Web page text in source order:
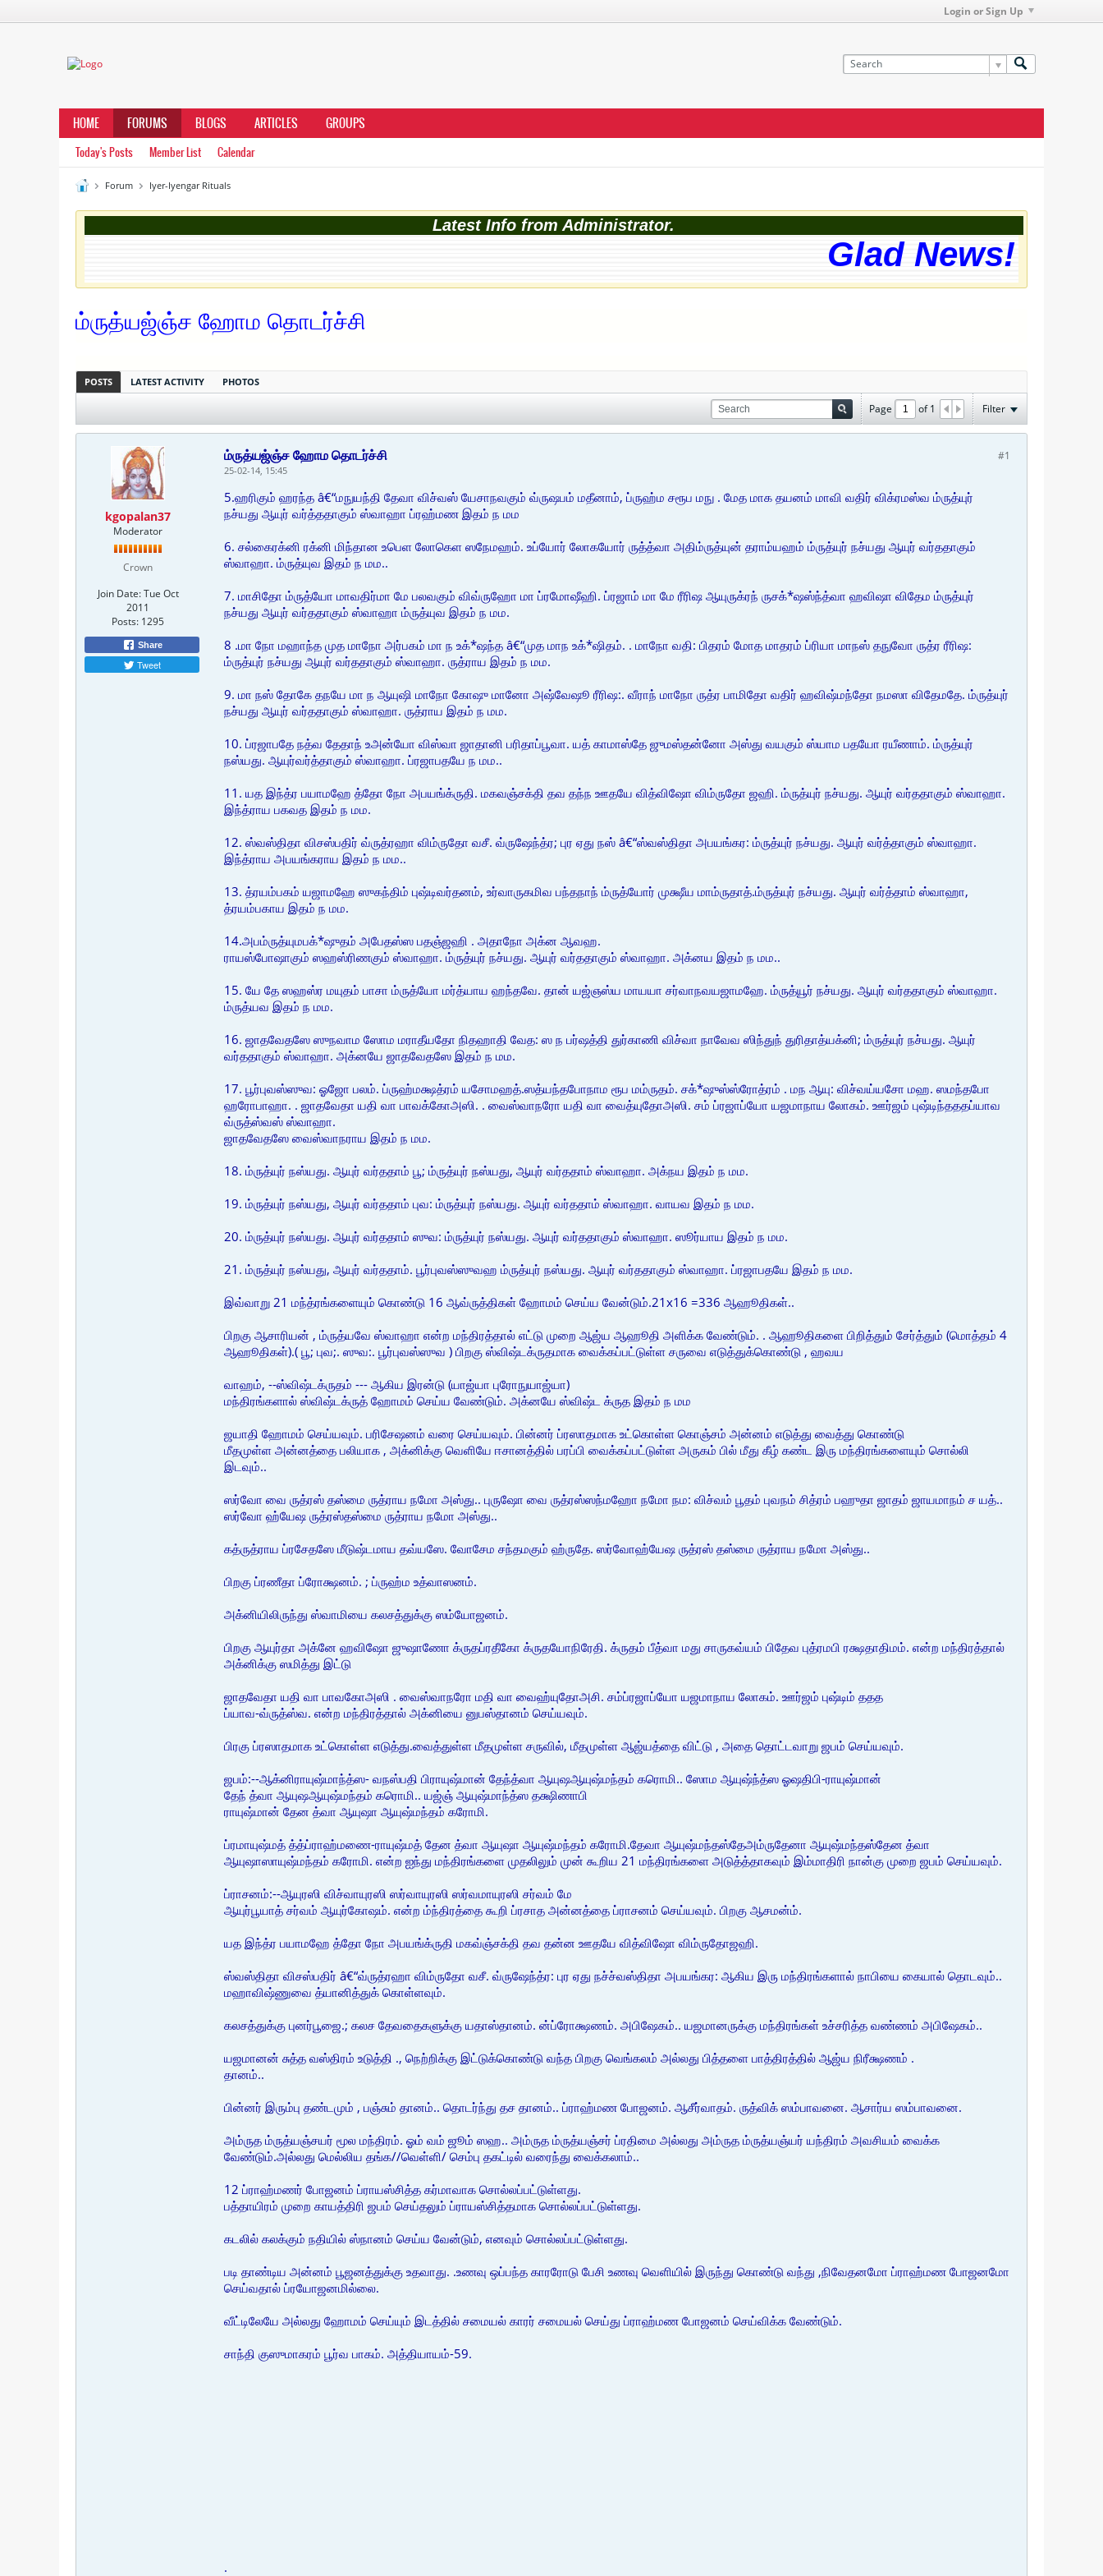
Login or Sign Up
HOME FORUMS BLOGS ARTICLES GROUPS
Today's Posts Member List Calendar
Forum Iyer-Iyengar Rituals
Latest Info from Administrator.
Glad News! The
ம்ருத்யஜ்ஞ்ச ஹோம தொடர்ச்சி
POSTS LATEST ACTIVITY PHOTOS
Page of1 Filter
kgopalan37
Moderator
Crown
Join Date: Tue Oct
2011
Posts: 1295
Share
Tweet
#1
ம்ருத்யஜ்ஞ்ச ஹோம தொடர்ச்சி
25-02-14, 15:45
5.ஹரிகும் ஹரந்த â€“மநுயந்தி தேவா விச்வஸ் யேசாநவகும் வ்ருஷபம் மதீனாம், ப்ருஹ்ம சரூப மநு . மேத மாக தயனம் மாவி வதிர் விக்ரமஸ்வ ம்ருத்யுர்
நச்யது ஆயுர் வர்த்ததாகும் ஸ்வாஹா ப்ரஹ்மண இதம் ந மம
6. சல்கைரக்னி ரக்னி மிந்தான உபெள லோகெள ஸநேமஹம். உப்யோர் லோகயோர் ருத்த்வா அதிம்ருத்யுன் தராம்யஹம் ம்ருத்யுர் நச்யது ஆயுர் வர்ததாகும்
ஸ்வாஹா. ம்ருத்யுவ இதம் ந மம..
7. மாசிதோ ம்ருத்யோ மாவதிர்மா மே பலவகும் விவ்ருஹோ மா ப்ரமோஷீஹி. ப்ரஜாம் மா மே ரீரிஷ ஆயுருக்ரந் ருசக்*ஷஸ்ந்த்வா ஹவிஷா விதேம ம்ருத்யுர்
நச்யது ஆயுர் வர்ததாகும் ஸ்வாஹா ம்ருத்யுவ இதம் ந மம.
8 .மா நோ மஹாந்த முத மாநோ அர்பகம் மா ந உக்*ஷந்த â€“முத மாந உக்*ஷிதம். . மாநோ வதி: பிதரம் மோத மாதரம் ப்ரியா மாநஸ் தநுவோ ருத்ர ரீரிஷ:
ம்ருத்யுர் நச்யது ஆயுர் வர்ததாகும் ஸ்வாஹா. ருத்ராய இதம் ந மம.
9. மா நஸ் தோகே தநயே மா ந ஆயுஷி மாநோ கோஷு மானோ அஷ்வேஷூ ரீரிஷ:. வீராந் மாநோ ருத்ர பாமிதோ வதிர் ஹவிஷ்மந்தோ நமஸா விதேமதே. ம்ருத்யுர்
நச்யது ஆயுர் வர்ததாகும் ஸ்வாஹா. ருத்ராய இதம் ந மம.
10. ப்ரஜாபதே நத்வ தேதாந் உஅன்யோ விஸ்வா ஜாதானி பரிதாப்பூவா. யத் காமாஸ்தே ஜுமஸ்தன்னோ அஸ்து வயகும் ஸ்யாம பதயோ ரயீணாம். ம்ருத்யுர்
நஸ்யது. ஆயுர்வர்த்தாகும் ஸ்வாஹா. ப்ரஜாபதயே ந மம..
11. யத இந்த்ர பயாமஹே த்தோ நோ அபயங்க்ருதி. மகவஞ்சக்தி தவ தந்ந ஊதயே வித்விஷோ விம்ருதோ ஜஹி. ம்ருத்யுர் நச்யது. ஆயுர் வர்ததாகும் ஸ்வாஹா.
இந்த்ராய பகவத இதம் ந மம.
12. ஸ்வஸ்திதா விசஸ்பதிர் வ்ருத்ரஹா விம்ருதோ வசீ. வ்ருஷேந்த்ர; புர ஏது நஸ் â€“ஸ்வஸ்திதா அபயங்கர: ம்ருத்யுர் நச்யது. ஆயுர் வர்த்தாகும் ஸ்வாஹா.
இந்த்ராய அபயங்கராய இதம் ந மம..
13. த்ரயம்பகம் யஜாமஹே ஸுகந்திம் புஷ்டிவர்தனம், உர்வாருகமிவ பந்தநாந் ம்ருத்யோர் முக்ஷீய மாம்ருதாத்.ம்ருத்யுர் நச்யது. ஆயுர் வர்த்தாம் ஸ்வாஹா,
த்ரயம்பகாய இதம் ந மம.
14.அபம்ருத்யுமபக்*ஷுதம் அபேதஸ்ஸ பதஞ்ஜஹி . அதாநோ அக்ன ஆவஹ.
ராயஸ்போஷாகும் ஸஹஸ்ரிணகும் ஸ்வாஹா. ம்ருத்யுர் நச்யது. ஆயுர் வர்ததாகும் ஸ்வாஹா. அக்னய இதம் ந மம..
15. யே தே ஸஹஸ்ர மயுதம் பாசா ம்ருத்யோ மர்த்யாய ஹந்தவே. தான் யஜ்ஞஸ்ய மாயயா சர்வாநவயஜாமஹே. ம்ருத்யூர் நச்யது. ஆயுர் வர்ததாகும் ஸ்வாஹா.
ம்ருத்யவ இதம் ந மம.
16. ஜாதவேதஸே ஸுநவாம ஸோம மராதீயதோ நிதஹாதி வேத: ஸ ந பர்ஷத்தி துர்காணி விச்வா நாவேவ ஸிந்துந் துரிதாத்யக்னி; ம்ருத்யுர் நச்யது. ஆயுர்
வர்ததாகும் ஸ்வாஹா. அக்னயே ஜாதவேதஸே இதம் ந மம.
17. பூர்புவஸ்ஸுவ: ஓஜோ பலம். ப்ருஹ்மக்ஷத்ரம் யசோமஹத்.ஸத்யந்தபோநாம ரூப மம்ருதம். சக்*ஷுஸ்ஸ்ரோத்ரம் . மந ஆயு: விச்வய்யசோ மஹ. ஸமந்தபோ
ஹரோபாஹா. . ஜாதவேதா யதி வா பாவக்கோஅஸி. . வைஸ்வாநரோ யதி வா வைத்யுதோஅஸி. சம் ப்ரஜாப்யோ யஜமாநாய லோகம். ஊர்ஜம் புஷ்டிந்தததப்யாவ
வ்ருத்ஸ்வஸ் ஸ்வாஹா.
ஜாதவேதஸே வைஸ்வாநராய இதம் ந மம.
18. ம்ருத்யுர் நஸ்யது. ஆயுர் வர்ததாம் பூ; ம்ருத்யுர் நஸ்யது, ஆயுர் வர்ததாம் ஸ்வாஹா. அக்நய இதம் ந மம.
19. ம்ருத்யுர் நஸ்யது, ஆயுர் வர்ததாம் புவ: ம்ருத்யுர் நஸ்யது. ஆயுர் வர்ததாம் ஸ்வாஹா. வாயவ இதம் ந மம.
20. ம்ருத்யுர் நஸ்யது. ஆயுர் வர்ததாம் ஸுவ: ம்ருத்யுர் நஸ்யது. ஆயுர் வர்ததாகும் ஸ்வாஹா. ஸூர்யாய இதம் ந மம.
21. ம்ருத்யுர் நஸ்யது, ஆயுர் வர்ததாம். பூர்புவஸ்ஸுவஹ ம்ருத்யுர் நஸ்யது. ஆயுர் வர்ததாகும் ஸ்வாஹா. ப்ரஜாபதயே இதம் ந மம.
இவ்வாறு 21 மந்த்ரங்களையும் கொண்டு 16 ஆவ்ருத்திகள் ஹோமம் செய்ய வேன்டும்.21x16 =336 ஆஹூதிகள்..
பிறகு ஆசாரியன் , ம்ருத்யவே ஸ்வாஹா என்ற மந்திரத்தால் எட்டு முறை ஆஜ்ய ஆஹூதி அளிக்க வேண்டும். . ஆஹூதிகளை பிறித்தும் சேர்த்தும் (மொத்தம் 4
ஆஹூதிகள்).( பூ; புவ;. ஸுவ:. பூர்புவஸ்ஸுவ ) பிறகு ஸ்விஷ்டக்ருதமாக வைக்கப்பட்டுள்ள சருவை எடுத்துக்கொண்டு , ஹவய
வாஹம், --ஸ்விஷ்டக்ருதம் --- ஆகிய இரன்டு (யாஜ்யா புரோநுயாஜ்யா)
மந்திரங்களால் ஸ்விஷ்டக்ருத் ஹோமம் செய்ய வேண்டும். அக்னயே ஸ்விஷ்ட க்ருத இதம் ந மம
ஜயாதி ஹோமம் செய்யவும். பரிசேஷனம் வரை செய்யவும். பின்னர் ப்ரஸாதமாக உட்கொள்ள கொஞ்சம் அன்னம் எடுத்து வைத்து கொண்டு
மீதமுள்ள அன்னத்தை பலியாக , அக்னிக்கு வெளியே ஈசானத்தில் பரப்பி வைக்கப்பட்டுள்ள அருகம் பில் மீது கீழ் கண்ட இரு மந்திரங்களையும் சொல்லி
இடவும்..
ஸர்வோ வை ருத்ரஸ் தஸ்மை ருத்ராய நமோ அஸ்து.. புருஷோ வை ருத்ரஸ்ஸந்மஹோ நமோ நம: விச்வம் பூதம் புவநம் சித்ரம் பஹுதா ஜாதம் ஜாயமாநம் ச யத்..
ஸர்வோ ஹ்யேஷ ருத்ரஸ்தஸ்மை ருத்ராய நமோ அஸ்து..
கத்ருத்ராய ப்ரசேதஸே மீடுஷ்டமாய தவ்யஸே. வோசேம சந்தமகும் ஹ்ருதே. ஸர்வோஹ்யேஷ ருத்ரஸ் தஸ்மை ருத்ராய நமோ அஸ்து..
பிறகு ப்ரணீதா ப்ரோக்ஷனம். ; ப்ருஹ்ம உத்வாஸனம்.
அக்னியிலிருந்து ஸ்வாமியை கலசத்துக்கு ஸம்யோஜனம்.
பிறகு ஆயுர்தா அக்னே ஹவிஷோ ஜுஷாணோ க்ருதப்ரதீகோ க்ருதயோநிரேதி. க்ருதம் பீத்வா மது சாருகவ்யம் பிதேவ புத்ரமபி ரக்ஷதாதிமம். என்ற மந்திரத்தால்
அக்னிக்கு ஸமித்து இட்டு
ஜாதவேதா யதி வா பாவகோஅஸி . வைஸ்வாநரோ மதி வா வைஹ்யுதோஅசி. சம்ப்ரஜாப்யோ யஜமாநாய லோகம். ஊர்ஜம் புஷ்டிம் ததத
ப்யாவ-வ்ருத்ஸ்வ. என்ற மந்திரத்தால் அக்னியை னுபஸ்தானம் செய்யவும்.
பிரகு ப்ரஸாதமாக உட்கொள்ள எடுத்து.வைத்துள்ள மீதமுள்ள சருவில், மீதமுள்ள ஆஜ்யத்தை விட்டு , அதை தொட்டவாறு ஜபம் செய்யவும்.
ஜபம்:--ஆக்னிராயுஷ்மாந்த்ஸ- வநஸ்பதி பிராயுஷ்மான் தேந்த்வா ஆயுஷஆயுஷ்மந்தம் கரொமி.. ஸோம ஆயுஷ்ந்த்ஸ ஓஷதிபி-ராயுஷ்மான்
தேந் த்வா ஆயுஷஆயுஷ்மந்தம் கரொமி.. யஜ்ஞ் ஆயுஷ்மாந்த்ஸ தக்ஷிணாபி
ராயுஷ்மான் தேன த்வா ஆயுஷா ஆயுஷ்மந்தம் கரோமி.
ப்ரமாயுஷ்மத் த்த்ப்ராஹ்மணை-ராயுஷ்மத் தேன த்வா ஆயுஷா ஆயுஷ்மந்தம் கரோமி.தேவா ஆயுஷ்மந்தஸ்தேஅம்ருதேனா ஆயுஷ்மந்தஸ்தேன த்வா
ஆயுஷாஸாயுஷ்மந்தம் கரோமி. என்ற ஐந்து மந்திரங்களை முதலிலும் முன் கூறிய 21 மந்திரங்களை அடுத்த்தாகவும் இம்மாதிரி நான்கு முறை ஜபம் செய்யவும்.
ப்ராசனம்:--ஆயுரஸி விச்வாயுரஸி ஸர்வாயுரஸி ஸர்வமாயுரஸி சர்வம் மே
ஆயுர்பூயாத் சர்வம் ஆயுர்கோஷம். என்ற ம்ந்திரத்தை கூறி ப்ரசாத அன்னத்தை ப்ராசனம் செய்யவும். பிறகு ஆசமன்ம்.
யத இந்த்ர பயாமஹே த்தோ நோ அபயங்க்ருதி மகவ்ஞ்சக்தி தவ தன்ன ஊதயே வித்விஷோ விம்ருதோஜஹி.
ஸ்வஸ்திதா விசஸ்பதிர் â€“வ்ருத்ரஹா விம்ருதோ வசீ. வ்ருஷேந்த்ர: புர ஏது நச்ச்வஸ்திதா அபயங்கர: ஆகிய இரு மந்திரங்களால் நாபியை கையால் தொடவும்..
மஹாவிஷ்ணுவை த்யானித்துக் கொள்ளவும்.
கலசத்துக்கு புனர்பூஜை.; கலச தேவதைகளுக்கு யதாஸ்தானம். ன்ப்ரோக்ஷணம். அபிஷேகம்.. யஜமானருக்கு மந்திரங்கள் உச்சரித்த வண்ணம் அபிஷேகம்..
யஜமானன் சுத்த வஸ்திரம் உடுத்தி ., நெற்றிக்கு இட்டுக்கொண்டு வந்த பிறகு வெங்கலம் அல்லது பித்தளை பாத்திரத்தில் ஆஜ்ய நிரீக்ஷணம் .
தானம்..
பின்னர் இரும்பு தண்டமும் , பஞ்சும் தானம்.. தொடர்ந்து தச தானம்.. ப்ராஹ்மண போஜனம். ஆசீர்வாதம். ருத்விக் ஸம்பாவனை. ஆசார்ய ஸம்பாவனை.
அம்ருத ம்ருத்யஞ்சயர் மூல மந்திரம். ஓம் வம் ஜூம் ஸஹ.. அம்ருத ம்ருத்யஞ்சர் ப்ரதிமை அல்லது அம்ருத ம்ருத்யஞ்யர் யந்திரம் அவசியம் வைக்க
வேண்டும்.அல்லது மெல்லிய தங்க//வெள்ளி/ செம்பு தகட்டில் வரைந்து வைக்கலாம்..
12 ப்ராஹ்மணர் போஜனம் ப்ராயஸ்சித்த கர்மாவாக சொல்லப்பட்டுள்ளது.
பத்தாயிரம் முறை காயத்திரி ஜபம் செய்தலும் ப்ராயஸ்சித்தமாக சொல்லப்பட்டுள்ளது.
கடலில் கலக்கும் நதியில் ஸ்நானம் செய்ய வேன்டும், எனவும் சொல்லப்பட்டுள்ளது.
படி தாண்டிய அன்னம் பூஜனத்துக்கு உதவாது. .உணவு ஒப்பந்த காரரோடு பேசி உணவு வெளியில் இருந்து கொண்டு வந்து ,நிவேதனமோ ப்ராஹ்மண போஜனமோ
செய்வதால் ப்ரயோஜனமில்லை.
வீட்டிலேயே அல்லது ஹோமம் செய்யும் இடத்தில் சமையல் காரர் சமையல் செய்து ப்ராஹ்மண போஜனம் செய்விக்க வேண்டும்.
சாந்தி குஸுமாகரம் பூர்வ பாகம். அத்தியாயம்-59.
.